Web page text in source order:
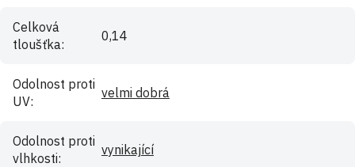
Celková
tloušťka:
0,14
Odolnost proti
UV:
velmi dobrá
Odolnost proti
vlhkosti:
vynikající